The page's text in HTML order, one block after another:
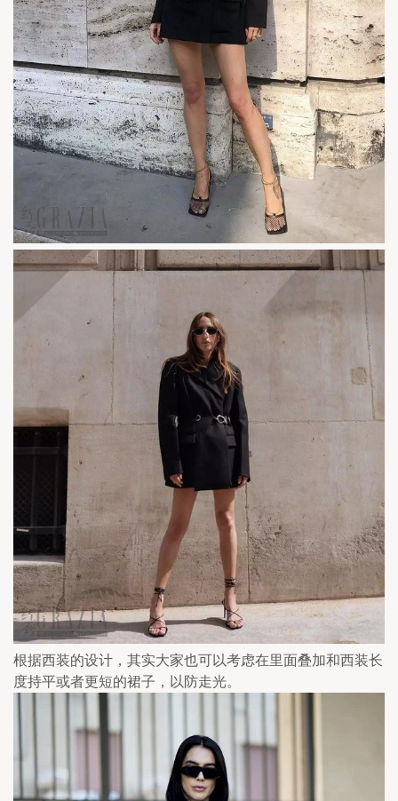
根据西装的设计，其实大家也可以考虑在里面叠加和西装长
度持平或者更短的裙子，以防走光。